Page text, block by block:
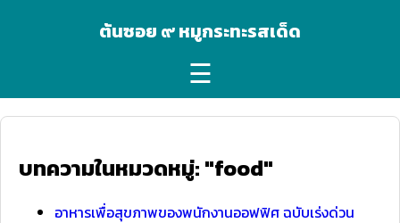
ต้นซอย ๙ หมูกระทะรสเด็ด
☰
บทความในหมวดหมู่: "food"
อาหารเพื่อสุขภาพของพนักงานออฟฟิศ ฉบับเร่งด่วน